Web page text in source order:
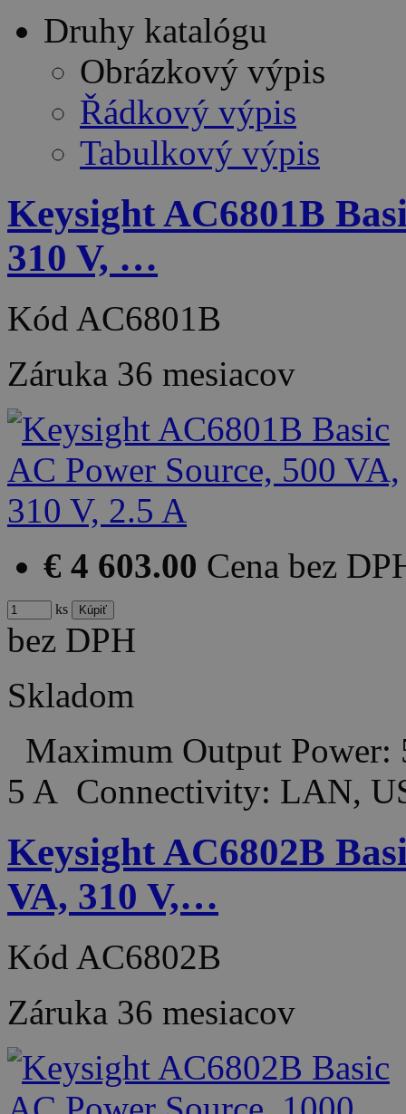
Druhy katalógu
Obrázkový výpis
Řádkový výpis
Tabulkový výpis
Keysight AC6801B
310 V, …
Kód AC6801B
Záruka 36 mesiacov
€ 4 603.00 Cena bez
ks
bez DPH
Skladom
Maximum Output
5 A Connectivity: LAN,
Keysight AC6802B
VA, 310 V,…
Kód AC6802B
Záruka 36 mesiacov